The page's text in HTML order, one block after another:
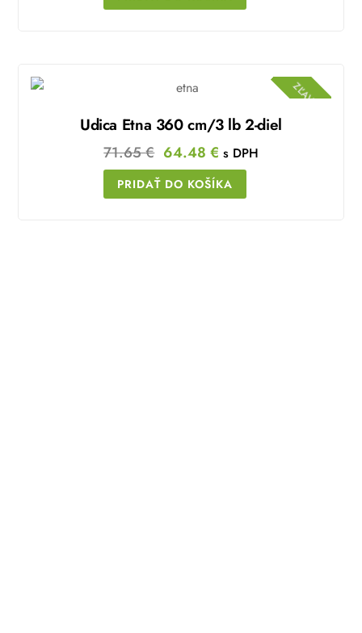
was:
is:
ZĽAVA!
Udica Etna 360 cm/3 lb 2-diel
71.65€ Original
price
was:
64.48 €Current
price
is:
s DPH
PRIDAŤ DO KOŠÍKA